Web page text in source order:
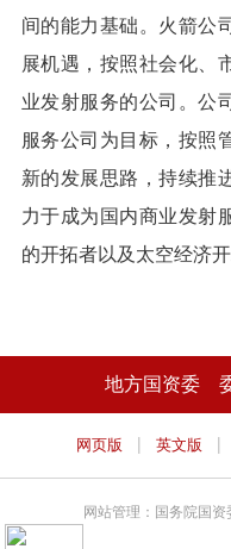
间的能力基础。火箭公
展机遇，按照社会化、
业发射服务的公司。公
服务公司为目标，按照
新的发展思路，持续推
力于成为国内商业发射
的开拓者以及太空经济开
地方国资委
网页版 | 英文版 |
网站管理：国务院国资